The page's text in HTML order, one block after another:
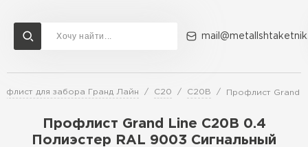
для забора Гранд Лайн C20 С20В Профлист Grand
Профлист Grand Line C20В 0.4
Полиэстер RAL 9003 Сигнальный
Доставка и оплата Акции О компании Контакты
Перейти в каталог